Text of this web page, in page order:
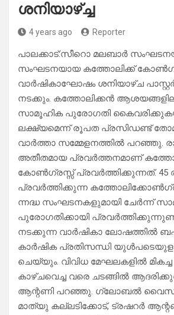
ശനിയാഴ്ച്ച
4 years ago Reporter
പാലക്കാട്:സീറൊ മലബാർ
സംഘടനയായ കത്തോലിക്ക്
വാർഷികാഘോഷം ശനിയാഴ്ച
നടക്കും. കത്തോലിക്കൻ
സാമൂഹിക പുരോഗതി
ലക്ഷ്യമെന്ന് രൂപത പ്രസിഡണ്ട്
വാർത്താ സമ്മേളനത്തിൽ പറഞ്ഞു.
അതീതമായ പ്രവർത്തനമാണ്
കോൺഗ്രസ്സ് പ്രവർത്തിക്കുന്നത്. 45
പ്രവർത്തിക്കുന്ന
ന്നദ്ധ സംഘടനകളുമായി ചേർന്ന്
പുരോഗതിക്കായി
നടക്കുന്ന വാർഷികാ ലോഷത്തിൽ
കാർഷിക പ്രതിസന്ധി
ചെയ്യും. വിവിധ മേഘലകളിൽ
കാഴ്ചവെച്ച വരെ ചടങ്ങിൽ
ആന്റണി പറഞ്ഞു. ഗ്ലോബൽ വൈസ്
മാത്യു കല്ലടിക്കോട്, ട്രഷറർ